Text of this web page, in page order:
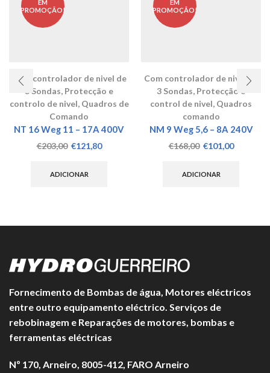
EM
PROMOÇÃO!
Com controlador de nivel de
3 Sondas, Protecção e
controlo de nivel, Quadros de
Comando
NT 16 Weg 11 – 17A 400V
€203,00 O
original
€121,80O
ADICIONAR
EM
PROMOÇÃO!
Com controlador de nivel de
3 Sondas, Protecção e
control de nivel, Quadros
comando
NM 9 Weg 5,6 – 8A 240V
€168,00 O
original
€101,00O
ADICIONAR
Fornecimento de Bombas de água, Motores eléctricos
entre outro equipamento eléctrico. Serviços de
rebobinagem e Reparações de motores, bombas e
ferramentas eléctricas
Nº 170, Arneiro, 8005-412, FARO Arneiro